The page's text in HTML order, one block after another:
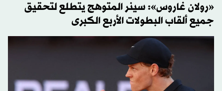
«رولان غاروس»: سينر المتوهج يتطلع لتحقيق
جميع ألقاب البطولات الأربع الكبرى